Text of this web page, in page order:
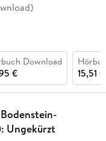
Download
€
15,51 €
Ungekürzt